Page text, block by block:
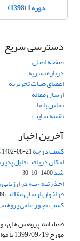
دوره 1 (1398)
دسترسی سریع
صفحه اصلی
درباره نشریه
اعضای هیات تحریریه
ارسال مقاله
تماس با ما
نقشه سایت
آخرین اخبار
کسب درجه Q1 ISC1402-08-21
امکان دریافت فایل
شد1400-10-30
اخذ رتبه «ب» در
فراخوان ارسال مقالات
کسب مجوز علمی
مورخ